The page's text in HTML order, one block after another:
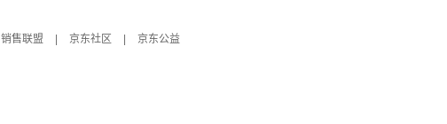
销售联盟 京东社区
京东公益